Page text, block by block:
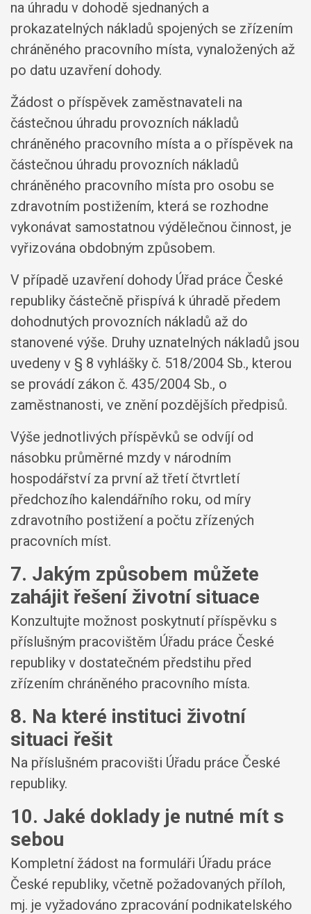
na úhradu v dohodě sjednaných a
prokazatelných nákladů spojených se zřízením
chráněného pracovního místa, vynaložených až
po datu uzavření dohody.
Žádost o příspěvek zaměstnavateli na
částečnou úhradu provozních nákladů
chráněného pracovního místa a o příspěvek na
částečnou úhradu provozních nákladů
chráněného pracovního místa pro osobu se
zdravotním postižením, která se rozhodne
vykonávat samostatnou výdělečnou činnost, je
vyřizována obdobným způsobem.
V případě uzavření dohody Úřad práce České
republiky částečně přispívá k úhradě předem
dohodnutých provozních nákladů až do
stanovené výše. Druhy uznatelných nákladů jsou
uvedeny v § 8 vyhlášky č. 518/2004 Sb., kterou
se provádí zákon č. 435/2004 Sb., o
zaměstnanosti, ve znění pozdějších předpisů.
Výše jednotlivých příspěvků se odvíjí od
násobku průměrné mzdy v národním
hospodářství za první až třetí čtvrtletí
předchozího kalendářního roku, od míry
zdravotního postižení a počtu zřízených
pracovních míst.
7. Jakým způsobem můžete
zahájit řešení životní situace
Konzultujte možnost poskytnutí příspěvku s
příslušným pracovištěm Úřadu práce České
republiky v dostatečném předstihu před
zřízením chráněného pracovního místa.
8. Na které instituci životní
situaci řešit
Na příslušném pracovišti Úřadu práce České
republiky.
10. Jaké doklady je nutné mít s
sebou
Kompletní žádost na formuláři Úřadu práce
České republiky, včetně požadovaných příloh,
mj. je vyžadováno zpracování podnikatelského